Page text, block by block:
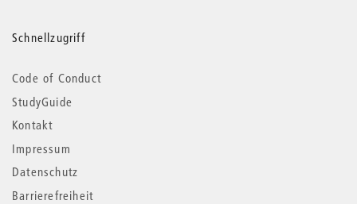
Schnellzugriff
Code of Conduct
StudyGuide
Kontakt
Impressum
Datenschutz
Barrierefreiheit